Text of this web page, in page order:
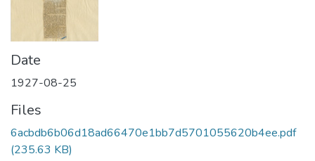
Date
1927-08-25
Files
6acbdb6b06d18ad66470e1bb7d5701055620b4ee.pdf
(235.63 KB)